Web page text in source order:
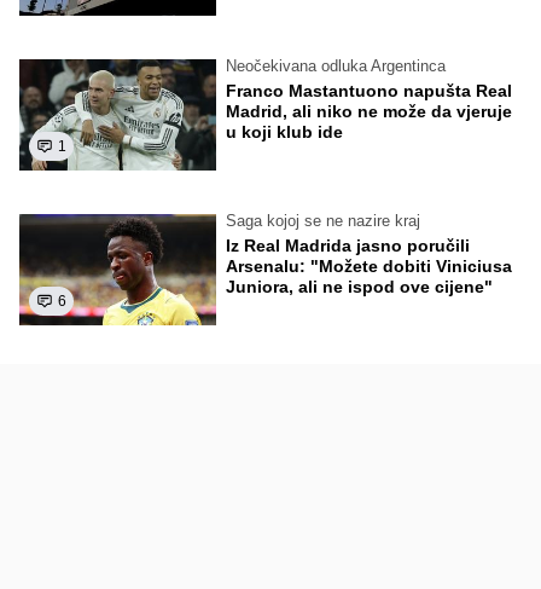
1
Neočekivana odluka Argentinca
Franco Mastantuono napušta Real
Madrid, ali niko ne može da vjeruje
u koji klub ide
6
Saga kojoj se ne nazire kraj
Iz Real Madrida jasno poručili
Arsenalu: "Možete dobiti Viniciusa
Juniora, ali ne ispod ove cijene"